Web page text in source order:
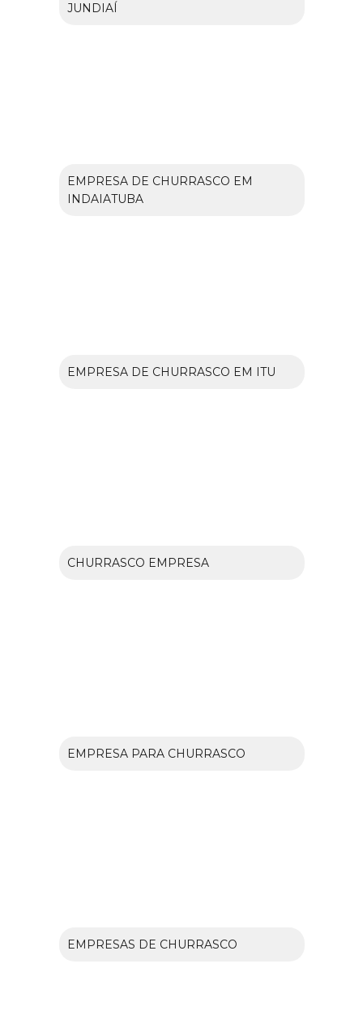
JUNDIAÍ
EMPRESA DE CHURRASCO EM
INDAIATUBA
EMPRESA DE CHURRASCO EM ITU
CHURRASCO EMPRESA
EMPRESA PARA CHURRASCO
EMPRESAS DE CHURRASCO